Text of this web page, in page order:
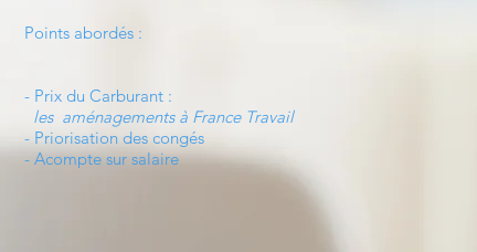
Points abordés :
- Prix du Carburant :
les aménagements à France Travail
- Priorisation des congés
- Acompte sur salaire